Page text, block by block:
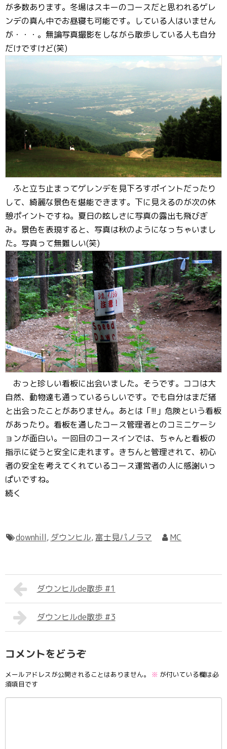
が多数あります。冬場はスキーのコースだと思われるゲレ
ンデの真ん中でお昼寝も可能です。している人はいません
が・・・。無論写真撮影をしながら散歩している人も自分
だけですけど(笑)
ふと立ち止まってゲレンデを見下ろすポイントだったり
して、綺麗な景色を堪能できます。下に見えるのが次の休
憩ポイントですね。夏日の眩しさに写真の露出も飛びぎ
み。景色を表現すると、写真は秋のようになっちゃいまし
た。写真って無難しい(笑)
おっと珍しい看板に出会いました。そうです。ココは大
自然、動物達も通っているらしいです。でも自分はまだ猪
と出会ったことがありません。あとは「!!!」危険という看板
があったり。看板を通したコース管理者とのコミニケーシ
ョンが面白い。一回目のコースインでは、ちゃんと看板の
指示に従うと安全に走れます。きちんと管理されて、初心
者の安全を考えてくれているコース運営者の人に感謝いっ
ぱいですね。
続く
downhill, ダウンヒル, 富士見パノラマ MC
ダウンヒルde散歩 #1
ダウンヒルde散歩 #3
コメントをどうぞ
メールアドレスが公開されることはありません。 ※ が付いている欄は必
須項目です